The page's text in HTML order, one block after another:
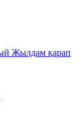
Жылдам қарап